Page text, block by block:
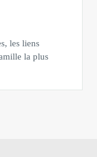
les liens
la plus